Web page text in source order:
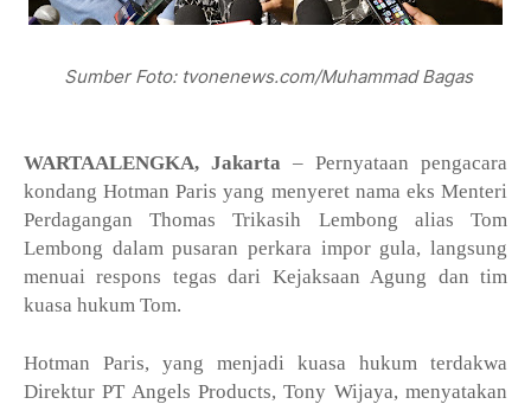
Sumber Foto: tvonenews.com/Muhammad Bagas
WARTAALENGKA, Jakarta – Pernyataan pengacara
kondang Hotman Paris yang menyeret nama eks Menteri
Perdagangan Thomas Trikasih Lembong alias Tom
Lembong dalam pusaran perkara impor gula, langsung
menuai respons tegas dari Kejaksaan Agung dan tim
kuasa hukum Tom.
Hotman Paris, yang menjadi kuasa hukum terdakwa
Direktur PT Angels Products, Tony Wijaya, menyatakan